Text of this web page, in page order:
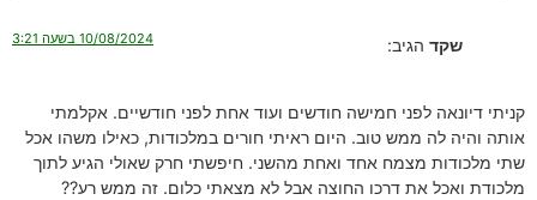
שקד הגיב: 10/08/2024 בשעה 3:21
קניתי דיונאה לפני חמישה חודשים ועוד אחת לפני חודשיים. אקלמתי
אותה והיה לה ממש טוב. היום ראיתי חורים במלכודות, כאילו משהו אכל
שתי מלכודות מצמח אחד ואחת מהשני. חיפשתי חרק שאולי הגיע לתוך
מלכודת ואכל את דרכו החוצה אבל לא מצאתי כלום. זה ממש רע??